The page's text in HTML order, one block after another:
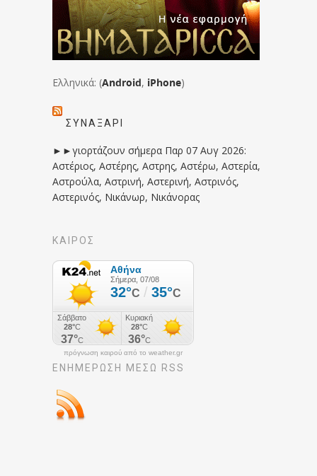
Ελληνικά: (Android, iPhone)
ΣΥΝΑΞΆΡΙ
►►γιορτάζουν σήμερα Παρ 07 Αυγ 2026:
Αστέριος, Αστέρης, Αστρης, Αστέρω, Αστερία,
Αστρούλα, Αστρινή, Αστερινή, Αστρινός,
Αστερινός, Νικάνωρ, Νικάνορας
ΚΑΙΡΟΣ
πρόγνωση καιρού από το weather.gr
ΕΝΗΜΈΡΩΣΉ ΜΕΣΩ RSS